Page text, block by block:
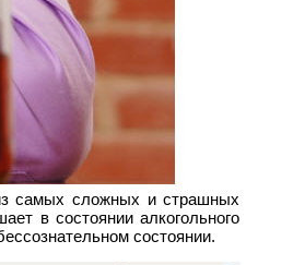
самых сложных и страшных
в состоянии алкогольного
состоянии.